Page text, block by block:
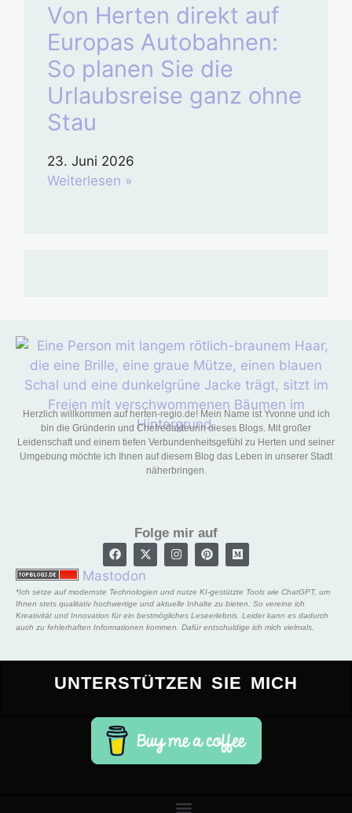
Von Herten direkt auf
Europas Autobahnen:
So planen Sie die
Urlaubsreise ganz ohne
Stau
23. Juni 2026
Weiterlesen »
Herzlich willkommen auf herten-regio.de! Mein Name ist Yvonne und ich
bin die Gründerin und Chefredakteurin dieses Blogs. Mit großer
Leidenschaft und einem tiefen Verbundenheitsgefühl zu Herten und seiner
Umgebung möchte ich Ihnen auf diesem Blog das Leben in unserer Stadt
näherbringen.
Folge mir auf
Mastodon
*Ich setze auf modernste Technologien und nutze KI-gestützte Tools wie ChatGPT, um
Ihnen stets qualitativ hochwertige und aktuelle Inhalte zu bieten. So vereine ich
Kreativität und Innovation für ein bestmögliches Leseerlebnis. Leider kann es dadurch
auch zu fehlerhaften Informationen kommen. Dafür entschuldige ich mich vielmals.
UNTERSTÜTZEN SIE MICH